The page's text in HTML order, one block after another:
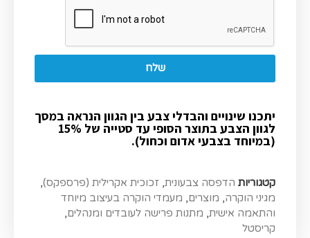
שלח
יתכנו שינויים והבדלי צבע בין הגוון הנראה במסך
לגוון הצבע בתוצר הסופי עד סטייה של 15%
(במיוחד בצבעי אדום וכחול).
קטגוריות הדפסה צבעונית, זכוכית אקרילית (פרספקס),
מגיני הוקרה, מוצרים, מעמדי הוקרה בעיצוב מיוחד
והתאמה אישית, מתנות פרישה לעובדים ומנהלים,
קריסטל